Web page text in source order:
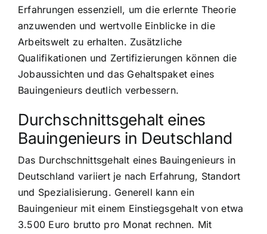
Erfahrungen essenziell, um die erlernte Theorie
anzuwenden und wertvolle Einblicke in die
Arbeitswelt zu erhalten. Zusätzliche
Qualifikationen und Zertifizierungen können die
Jobaussichten und das Gehaltspaket eines
Bauingenieurs deutlich verbessern.
Durchschnittsgehalt eines
Bauingenieurs in Deutschland
Das Durchschnittsgehalt eines Bauingenieurs in
Deutschland variiert je nach Erfahrung, Standort
und Spezialisierung. Generell kann ein
Bauingenieur mit einem Einstiegsgehalt von etwa
3.500 Euro brutto pro Monat rechnen. Mit